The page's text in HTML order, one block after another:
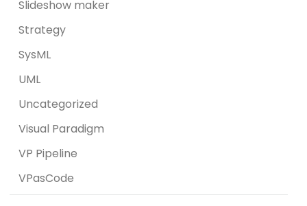
Slideshow maker
Strategy
SysML
UML
Uncategorized
Visual Paradigm
VP Pipeline
VPasCode